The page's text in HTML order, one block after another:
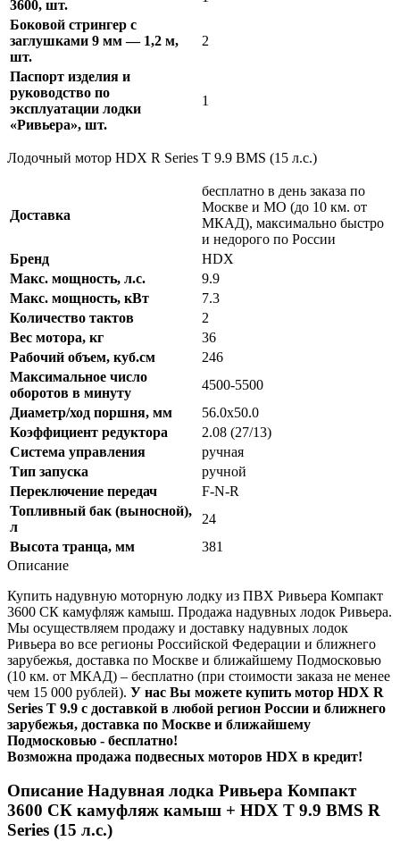
3600, шт.
Боковой стрингер с
заглушками 9 мм — 1,2 м,
шт.
2
Паспорт изделия и
руководство по
эксплуатации лодки
«Ривьера», шт.
1
Лодочный мотор HDX R Series T 9.9 BMS (15 л.с.)
Доставка
бесплатно в день заказа по
Москве и МО (до 10 км. от
МКАД), максимально быстро
и недорого по России
Бренд
HDX
Макс. мощность, л.с.
9.9
Макс. мощность, кВт
7.3
Количество тактов
2
Вес мотора, кг
36
Рабочий объем, куб.см
246
Максимальное число
оборотов в минуту
4500-5500
Диаметр/ход поршня, мм
56.0x50.0
Коэффициент редуктора
2.08 (27/13)
Система управления
ручная
Тип запуска
ручной
Переключение передач
F-N-R
Топливный бак (выносной),
л
24
Высота транца, мм
381
Описание
Купить надувную моторную лодку из ПВХ Ривьера Компакт
3600 СК камуфляж камыш. Продажа надувных лодок Ривьера.
Мы осуществляем продажу и доставку надувных лодок
Ривьера во все регионы Российской Федерации и ближнего
зарубежья, доставка по Москве и ближайшему Подмосковью
(10 км. от МКАД) – бесплатно (при стоимости заказа не менее
чем 15 000 рублей). У нас Вы можете купить мотор HDX R
Series T 9.9 с доставкой в любой регион России и ближнего
зарубежья, доставка по Москве и ближайшему
Подмосковью - бесплатно!
Возможна продажа подвесных моторов HDX в кредит!
Описание Надувная лодка Ривьера Компакт
3600 СК камуфляж камыш + HDX T 9.9 BMS R
Series (15 л.с.)